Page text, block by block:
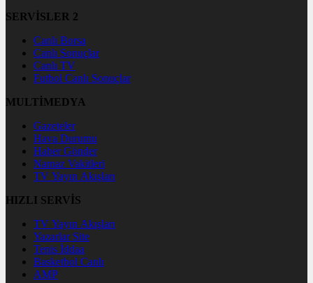
SERVİSLER 2
Canlı Borsa
Canlı Sonuçlar
Canlı TV
Futbol Canlı Sonuçlar
MULTİMEDYA
Gazeteler
Hava Durumu
Haber Gönder
Namaz Vakitleri
TV Yayın Akışları
HIZLI SERVİS
TV Yayın Akışları
Yazarlar Site
Tenis İddaa
Basketbol Canlı
AMP